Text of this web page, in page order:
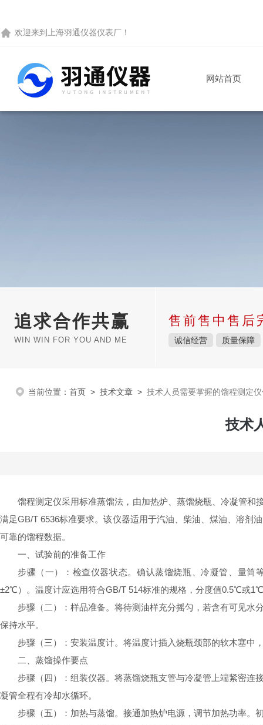
欢迎来到 上海羽通仪器仪表厂 ！
网站首页
追求合作共赢
WIN WIN FOR YOU AND ME
售前售中售后
诚信经营 质量保障
当前位置： 首页 > 技术文章 > 技术人员需要掌握的馏程测定
技术
馏程测定仪采用标准蒸馏法，由加热炉、蒸馏烧瓶、冷凝管
满足GB/T 6536标准要求。该仪器适用于汽油、柴油、煤油、溶剂
可靠的馏程数据。
一、试验前的准备工作
步骤（一）：检查仪器状态。确认蒸馏烧瓶、冷凝管、量
±2℃）。温度计应选用符合GB/T 514标准的规格，分度值0.5℃或
步骤（二）：样品准备。将待测油样充分摇匀，若含有可见水
保持水平。
步骤（三）：安装温度计。将温度计插入烧瓶颈部的软木塞
二、蒸馏操作要点
步骤（四）：组装仪器。将蒸馏烧瓶支管与冷凝管上端紧密
凝管全程有冷却水循环。
步骤（五）：加热与蒸馏。接通加热炉电源，调节加热功率